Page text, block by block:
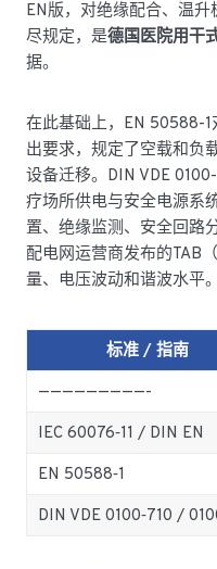
EN版，对绝缘配合、温
尽规定，是德国医院用干
据。
在此基础上，EN 50588-
出要求，规定了空载和负
设备迁移。DIN VDE
疗场所供电与安全电源系
置、绝缘监测、安全回路
配电网运营商发布的TAB
量、电压波动和谐波水平。
标准 / 指南
—————————-
IEC 60076‑11 / DIN EN
EN 50588‑1
DIN VDE 0100‑710 /